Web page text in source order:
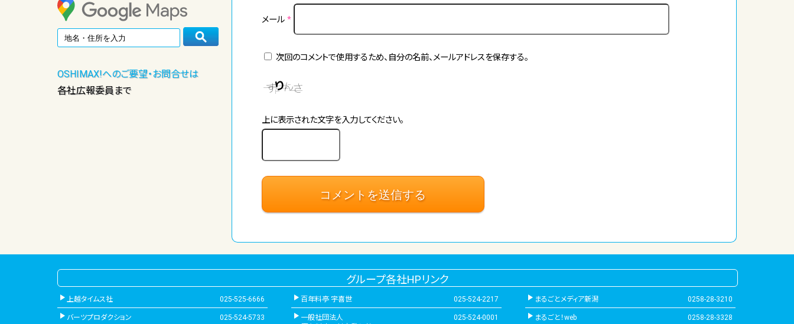
OSHIMAX!へのご要望・お問合せは
各社広報委員まで
メール *
次回のコメントで使用するため、自分の名前、メールアドレスを保存する。
上に表示された文字を入力してください。
グループ各社HPリンク
上越タイムス社 025-525-6666
バーツプロダクション 025-524-5733
百年料亭 宇喜世 025-524-2217
一般社団法人
025-524-0001
まるごとメディア新潟 0258-28-3210
まるごと！web 0258-28-3328